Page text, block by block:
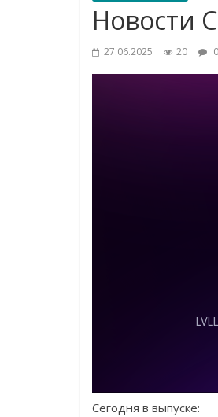
Новости
27.06.2025 20
Сегодня в выпуске: